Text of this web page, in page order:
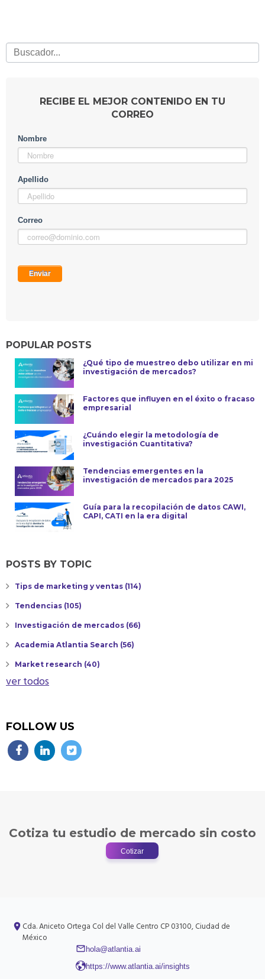
RECIBE EL MEJOR CONTENIDO EN TU
CORREO
POPULAR POSTS
¿Qué tipo de muestreo debo utilizar en mi
investigación de mercados?
Factores que influyen en el éxito o fracaso
empresarial
¿Cuándo elegir la metodología de
investigación Cuantitativa?
Tendencias emergentes en la
investigación de mercados para 2025
Guía para la recopilación de datos CAWI,
CAPI, CATI en la era digital
POSTS BY TOPIC
Tips de marketing y ventas (114)
Tendencias (105)
Investigación de mercados (66)
Academia Atlantia Search (56)
Market research (40)
ver todos
FOLLOW US
Cotiza tu estudio de mercado sin costo
Cotizar
Cda. Aniceto Ortega Col del Valle Centro CP 03100, Ciudad de
México
hola@atlantia.ai
https://www.atlantia.ai/insights